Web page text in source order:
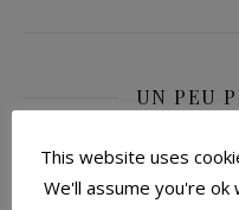
UN PEU
This website uses
We'll assume you're